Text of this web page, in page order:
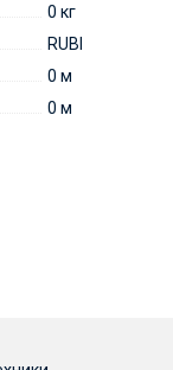
0 кг
RUBI
0 м
0 м